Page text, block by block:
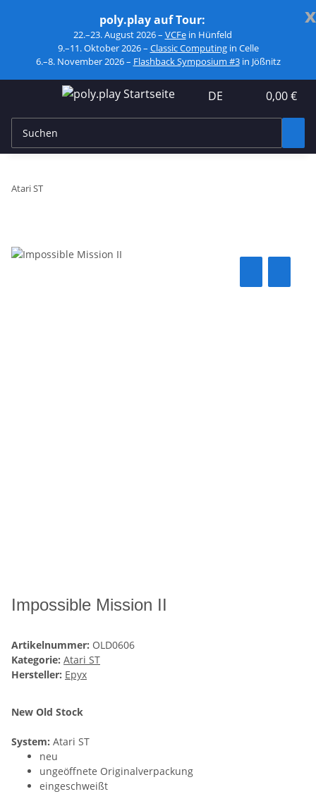
x
poly.play auf Tour:
22.–23. August 2026 – VCFein Hünfeld
9.–11. Oktober 2026 – Classic Computingin Celle
6.–8. November 2026 – Flashback Symposium #3in Jößnitz
DE 0,00 €
Atari ST
Impossible Mission II
Artikelnummer: OLD0606
Kategorie: Atari ST
Hersteller: Epyx
New Old Stock
System: Atari ST
neu
ungeöffnete Originalverpackung
eingeschweißt